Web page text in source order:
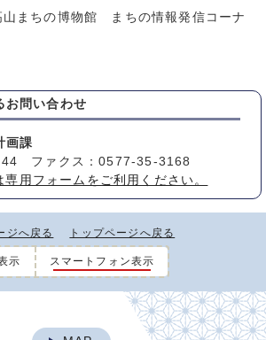
まちの博物館 まちの情報発信コーナ
お問い合わせ
画課
ファクス：0577-35-3168
専用フォームをご利用ください。
ジへ戻る トップページへ戻る
示 スマートフォン表示